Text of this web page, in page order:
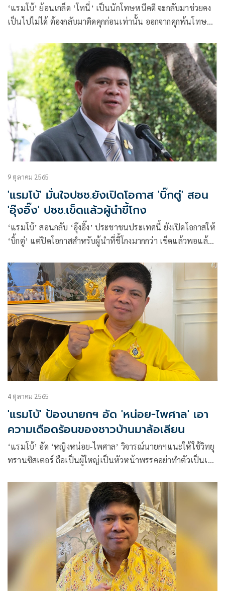
‘แรมโบ้’ ย้อนเกล็ด ‘โทนี่’ เป็นนักโทษหนีคดี จะกลับมาช่วยคง
เป็นไปไม่ได้ ต้องกลับมาติดคุกก่อนเท่านั้น ออกจากคุกพ้นโทษ
9 ตุลาคม 2565
'แรมโบ้' มั่นใจปชช.ยังเปิดโอกาส 'บิ๊กตู่' สอน
'อุ๊งอิ๊ง' ปชช.เข็ดแล้วผู้นำขี้โกง
‘แรมโบ้’ สอนกลับ ‘อุ๊งอิ๊ง’ ประชาชนประเทศนี้ ยังเปิดโอกาสให้
‘บิ้กตู่’ แต่ปิดโอกาสสำหรับผู้นำที่ขี้โกงมากกว่า เข็ดแล้วพอแล้ว
ประเทศชาติประชาชน
4 ตุลาคม 2565
'แรมโบ้' ป้องนายกฯ อัด 'หน่อย-ไพศาล' เอา
ความเดือดร้อนของชาวบ้านมาล้อเลียน
‘แรมโบ้’ อัด ‘หญิงหน่อย-ไพศาล’ วิจารณ์นายกฯแนะให้ใช้วิทยุ
ทรานซิสเตอร์ ถือเป็นผู้ใหญ่เป็นหัวหน้าพรรคอย่าทำตัวเป็นเด็ก
หวังดีหากไฟฟ้า โทรศัพท์ ใช้ไม่ได้